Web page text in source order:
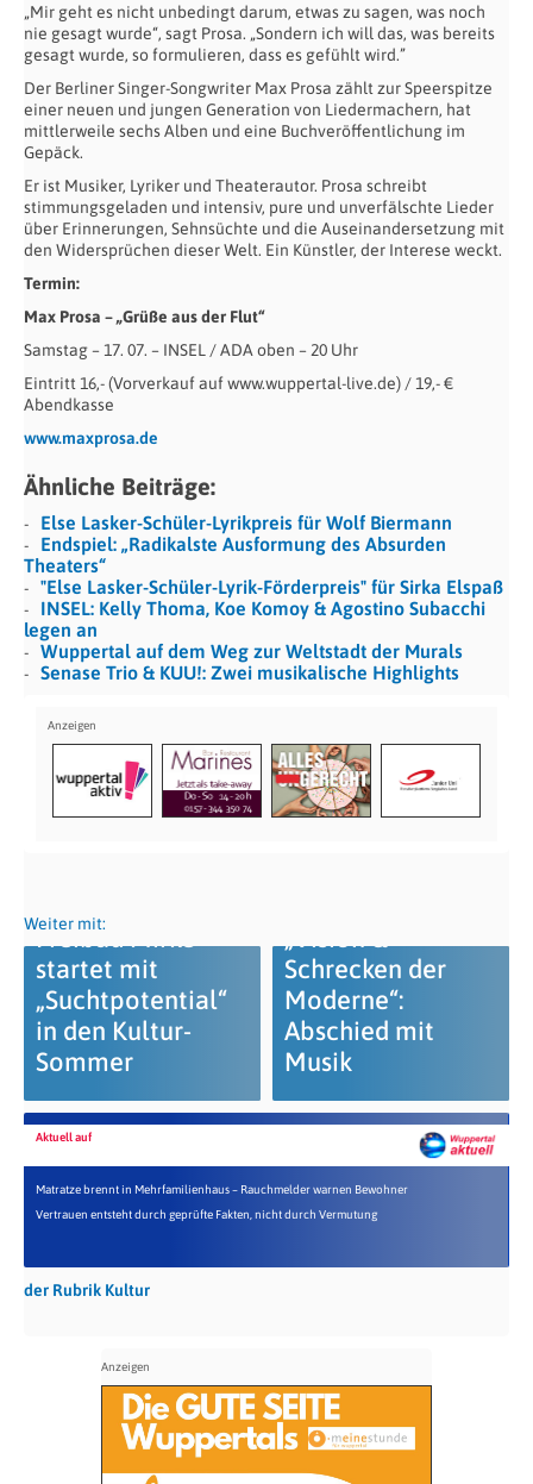
„Mir geht es nicht unbedingt darum, etwas zu sagen, was noch
nie gesagt wurde“, sagt Prosa. „Sondern ich will das, was bereits
gesagt wurde, so formulieren, dass es gefühlt wird.”
Der Berliner Singer-Songwriter Max Prosa zählt zur Speerspitze
einer neuen und jungen Generation von Liedermachern, hat
mittlerweile sechs Alben und eine Buchveröffentlichung im
Gepäck.
Er ist Musiker, Lyriker und Theaterautor. Prosa schreibt
stimmungsgeladen und intensiv, pure und unverfälschte Lieder
über Erinnerungen, Sehnsüchte und die Auseinandersetzung mit
den Widersprüchen dieser Welt. Ein Künstler, der Interese weckt.
Termin:
Max Prosa – „Grüße aus der Flut“
Samstag – 17. 07. – INSEL / ADA oben – 20 Uhr
Eintritt 16,- (Vorverkauf auf www.wuppertal-live.de) / 19,- €
Abendkasse
www.maxprosa.de
Ähnliche Beiträge:
Else Lasker-Schüler-Lyrikpreis für Wolf Biermann
Endspiel: „Radikalste Ausformung des Absurden
Theaters“
"Else Lasker-Schüler-Lyrik-Förderpreis" für Sirka Elspaß
INSEL: Kelly Thoma, Koe Komoy & Agostino Subacchi
legen an
Wuppertal auf dem Weg zur Weltstadt der Murals
Senase Trio & KUU!: Zwei musikalische Highlights
Weiter mit:
Freibad Mirke
startet mit
„Suchtpotential“
in den Kultur-
Sommer
Schrecken der
Moderne“:
Abschied mit
Musik
Aktuell auf
Matratze brennt in Mehrfamilienhaus – Rauchmelder warnen Bewohner
Vertrauen entsteht durch geprüfte Fakten, nicht durch Vermutung
der Rubrik Kultur